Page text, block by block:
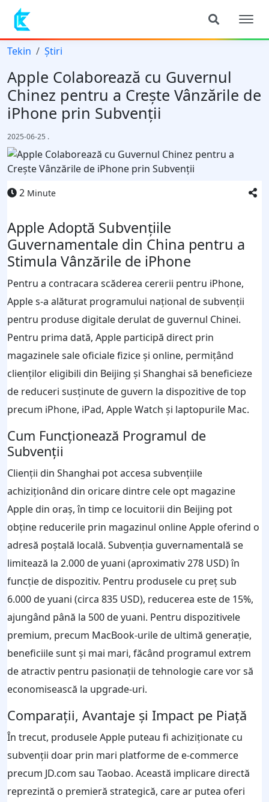
Tekin Știri
Apple Colaborează cu Guvernul
Chinez pentru a Crește Vânzările de
iPhone prin Subvenții
2025-06-25 .
2 Minute
Apple Adoptă Subvențiile
Guvernamentale din China pentru a
Stimula Vânzările de iPhone
Pentru a contracara scăderea cererii pentru iPhone,
Apple s-a alăturat programului național de subvenții
pentru produse digitale derulat de guvernul Chinei.
Pentru prima dată, Apple participă direct prin
magazinele sale oficiale fizice și online, permițând
clienților eligibili din Beijing și Shanghai să beneficieze
de reduceri susținute de guvern la dispozitive de top
precum iPhone, iPad, Apple Watch și laptopurile Mac.
Cum Funcționează Programul de
Subvenții
Clienții din Shanghai pot accesa subvențiile
achiziționând din oricare dintre cele opt magazine
Apple din oraș, în timp ce locuitorii din Beijing pot
obține reducerile prin magazinul online Apple oferind o
adresă poștală locală. Subvenția guvernamentală se
limitează la 2.000 de yuani (aproximativ 278 USD) în
funcție de dispozitiv. Pentru produsele cu preț sub
6.000 de yuani (circa 835 USD), reducerea este de 15%,
ajungând până la 500 de yuani. Pentru dispozitivele
premium, precum MacBook-urile de ultimă generație,
beneficiile sunt și mai mari, făcând programul extrem
de atractiv pentru pasionații de tehnologie care vor să
economisească la upgrade-uri.
Comparații, Avantaje și Impact pe Piață
În trecut, produsele Apple puteau fi achiziționate cu
subvenții doar prin mari platforme de e-commerce
precum JD.com sau Taobao. Această implicare directă
reprezintă o premieră strategică, care ar putea oferi